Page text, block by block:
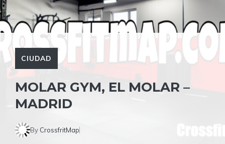
CIUDAD
MOLAR GYM, EL MOLAR –
MADRID
By CrossfritMap